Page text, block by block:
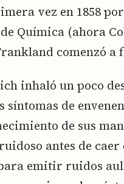
vez en 1858
Química (ahora
comenzó
inhaló un poco
síntomas de
de sus
antes de caer
emitir ruidos